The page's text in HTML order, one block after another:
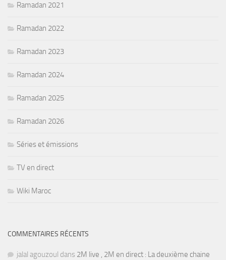
Ramadan 2021
Ramadan 2022
Ramadan 2023
Ramadan 2024
Ramadan 2025
Ramadan 2026
Séries et émissions
TV en direct
Wiki Maroc
COMMENTAIRES RÉCENTS
jalal agouzoul dans 2M live , 2M en direct : La deuxième chaine